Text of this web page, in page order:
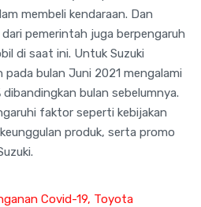
membeli kendaraan. Dan
pemerintah juga berpengaruh
di saat ini. Untuk Suzuki
pada bulan Juni 2021 mengalami
bulan sebelumnya.
faktor seperti kebijakan
produk, serta promo
Covid-19, Toyota